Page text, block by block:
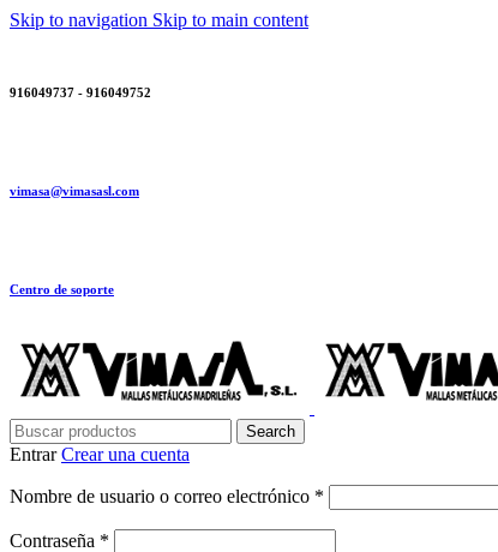
Skip to navigation Skip to main content
916049737 - 916049752
vimasa@vimasasl.com
Centro de soporte
Search
EntrarCrear una cuenta
Nombre de usuario o correo electrónico *
Contraseña *